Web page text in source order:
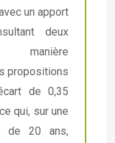
un apport
deux
manière
propositions
de 0,35
qui, sur une
de 20 ans,